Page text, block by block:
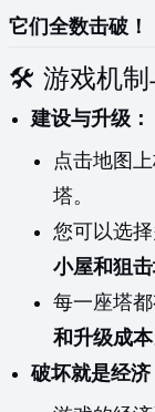
它们全数击破！
🛠️ 游戏机制
建设与升级：
点击地图
塔。
您可以选
小屋和狙
每一座塔
和升级成本
破坏就是经济